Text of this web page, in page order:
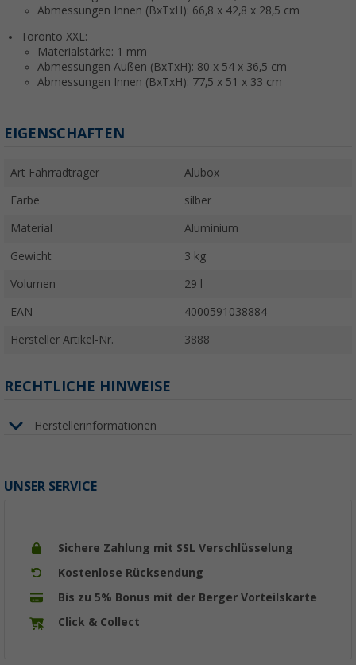
Abmessungen Innen (BxTxH): 66,8 x 42,8 x 28,5 cm
Toronto XXL:
Materialstärke: 1 mm
Abmessungen Außen (BxTxH): 80 x 54 x 36,5 cm
Abmessungen Innen (BxTxH): 77,5 x 51 x 33 cm
EIGENSCHAFTEN
Art Fahrradträger Alubox
Farbe silber
Material Aluminium
Gewicht 3 kg
Volumen 29 l
EAN 4000591038884
Hersteller Artikel-Nr. 3888
RECHTLICHE HINWEISE
Herstellerinformationen
UNSER SERVICE
Sichere Zahlung mit SSL Verschlüsselung
Kostenlose Rücksendung
Bis zu 5% Bonus mit der Berger Vorteilskarte
Click & Collect